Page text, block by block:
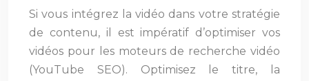
Si vous intégrez la vidéo dans votre stratégie
de contenu, il est impératif d’optimiser vos
vidéos pour les moteurs de recherche vidéo
(YouTube SEO). Optimisez le titre, la